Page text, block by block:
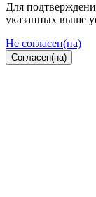
Для
указанных выше
Не согласен(на)